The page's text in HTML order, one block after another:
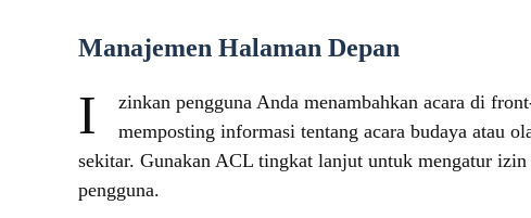
Manajemen Halaman Depan
I
zinkan pengguna Anda menambahkan acara di
memposting informasi tentang acara budaya atau
sekitar. Gunakan ACL tingkat lanjut untuk mengatur
pengguna.